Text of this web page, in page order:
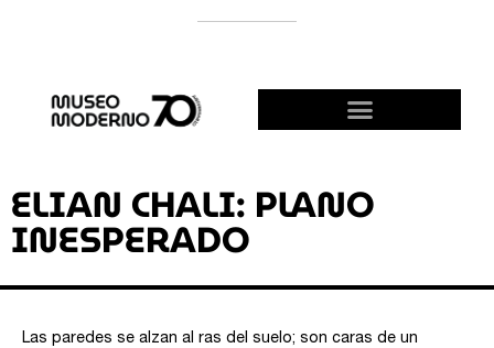
ELIAN CHALI: PLANO
INESPERADO
Las paredes se alzan al ras del suelo; son caras de un